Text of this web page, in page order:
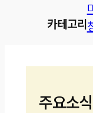
카테고리
주요소식